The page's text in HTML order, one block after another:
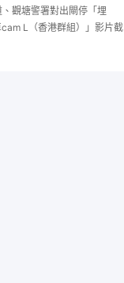
觀塘警署對出閘停「埋
L（香港群組）」影片截